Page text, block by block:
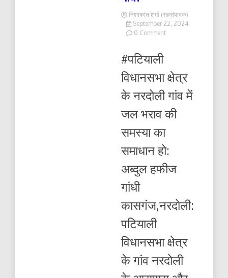
निशाकांत शर्मा (सहसंपादक)
September 22, 2024
0 Commenton
जल
भराव
समस्या
समाधान
गांधी
#पटियाली
विधानसभा क्षेत्र
के नरदोली गांव में
जल भराव की
समस्या का
समाधान हो:
अब्दुल हफीज
गांधी
कासगंज,नरदोली:
पटियाली
विधानसभा क्षेत्र
के गांव नरदोली